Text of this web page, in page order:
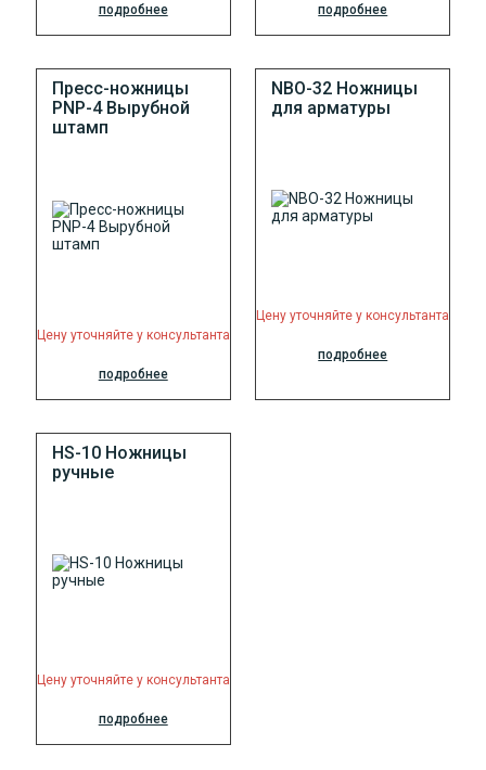
подробнее подробнее
Пресс-ножницы
PNP-4 Вырубной
штамп
Цену уточняйте у консультанта
подробнее
NBO-32 Ножницы
для арматуры
Цену уточняйте у консультанта
подробнее
HS-10 Ножницы
ручные
Цену уточняйте у консультанта
подробнее